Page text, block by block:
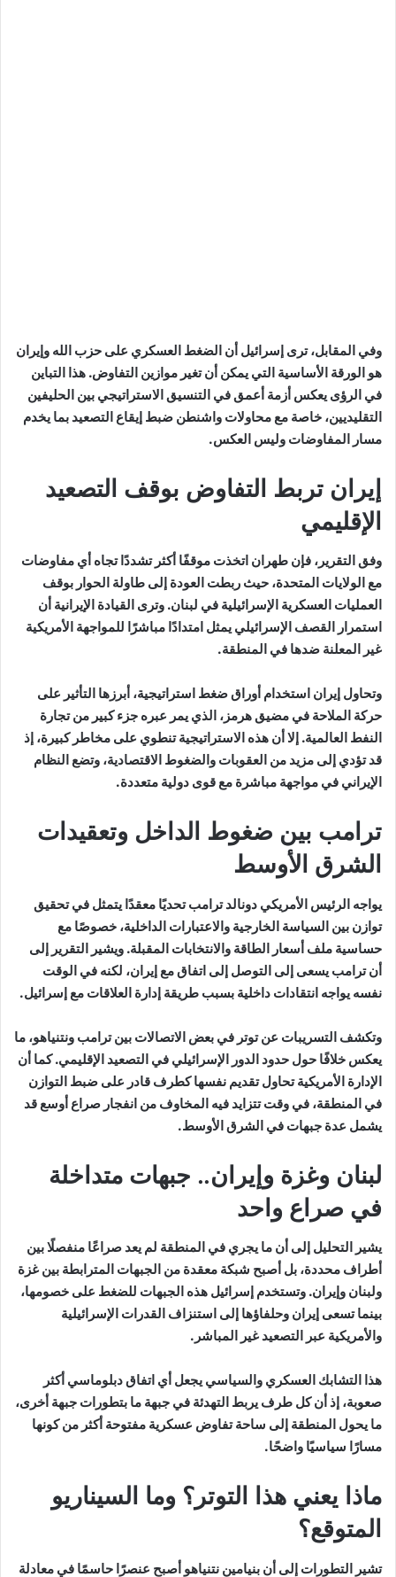
وفي المقابل، ترى إسرائيل أن الضغط العسكري على حزب الله وإيران
هو الورقة الأساسية التي يمكن أن تغير موازين التفاوض. هذا التباين
في الرؤى يعكس أزمة أعمق في التنسيق الاستراتيجي بين الحليفين
التقليديين، خاصة مع محاولات واشنطن ضبط إيقاع التصعيد بما يخدم
مسار المفاوضات وليس العكس.
إيران تربط التفاوض بوقف التصعيد
الإقليمي
وفق التقرير، فإن طهران اتخذت موقفًا أكثر تشددًا تجاه أي مفاوضات
مع الولايات المتحدة، حيث ربطت العودة إلى طاولة الحوار بوقف
العمليات العسكرية الإسرائيلية في لبنان. وترى القيادة الإيرانية أن
استمرار القصف الإسرائيلي يمثل امتدادًا مباشرًا للمواجهة الأمريكية
غير المعلنة ضدها في المنطقة.
وتحاول إيران استخدام أوراق ضغط استراتيجية، أبرزها التأثير على
حركة الملاحة في مضيق هرمز، الذي يمر عبره جزء كبير من تجارة
النفط العالمية. إلا أن هذه الاستراتيجية تنطوي على مخاطر كبيرة، إذ
قد تؤدي إلى مزيد من العقوبات والضغوط الاقتصادية، وتضع النظام
الإيراني في مواجهة مباشرة مع قوى دولية متعددة.
ترامب بين ضغوط الداخل وتعقيدات
الشرق الأوسط
يواجه الرئيس الأمريكي دونالد ترامب تحديًا معقدًا يتمثل في تحقيق
توازن بين السياسة الخارجية والاعتبارات الداخلية، خصوصًا مع
حساسية ملف أسعار الطاقة والانتخابات المقبلة. ويشير التقرير إلى
أن ترامب يسعى إلى التوصل إلى اتفاق مع إيران، لكنه في الوقت
نفسه يواجه انتقادات داخلية بسبب طريقة إدارة العلاقات مع إسرائيل.
وتكشف التسريبات عن توتر في بعض الاتصالات بين ترامب ونتنياهو، ما
يعكس خلافًا حول حدود الدور الإسرائيلي في التصعيد الإقليمي. كما أن
الإدارة الأمريكية تحاول تقديم نفسها كطرف قادر على ضبط التوازن
في المنطقة، في وقت تتزايد فيه المخاوف من انفجار صراع أوسع قد
يشمل عدة جبهات في الشرق الأوسط.
لبنان وغزة وإيران.. جبهات متداخلة
في صراع واحد
يشير التحليل إلى أن ما يجري في المنطقة لم يعد صراعًا منفصلًا بين
أطراف محددة، بل أصبح شبكة معقدة من الجبهات المترابطة بين غزة
ولبنان وإيران. وتستخدم إسرائيل هذه الجبهات للضغط على خصومها،
بينما تسعى إيران وحلفاؤها إلى استنزاف القدرات الإسرائيلية
والأمريكية عبر التصعيد غير المباشر.
هذا التشابك العسكري والسياسي يجعل أي اتفاق دبلوماسي أكثر
صعوبة، إذ أن كل طرف يربط التهدئة في جبهة ما بتطورات جبهة أخرى،
ما يحول المنطقة إلى ساحة تفاوض عسكرية مفتوحة أكثر من كونها
مسارًا سياسيًا واضحًا.
ماذا يعني هذا التوتر؟ وما السيناريو
المتوقع؟
تشير التطورات إلى أن بنيامين نتنياهو أصبح عنصرًا حاسمًا في معادلة